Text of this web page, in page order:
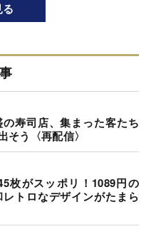
の寿司店、集まった客たち
う〈再配信〉
枚がスッポリ！1089円の
レトロなデザインがたまら